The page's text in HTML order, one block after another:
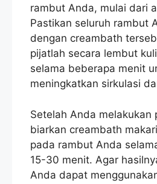
rambut Anda, mulai dari
Pastikan seluruh rambut
dengan creambath
pijatlah secara lembut
selama beberapa menit
meningkatkan sirkulasi
Setelah Anda melakukan
biarkan creambath
pada rambut Anda
15-30 menit. Agar
Anda dapat